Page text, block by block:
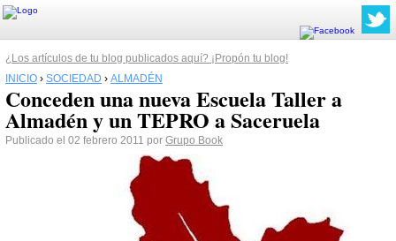
¿Los artículos de tu blog publicados aquí? ¡Propón tu blog!
INICIO › SOCIEDAD › ALMADÉN
Conceden una nueva Escuela Taller a
Almadén y un TEPRO a Saceruela
Publicado el 02 febrero 2011 por Grupo Book